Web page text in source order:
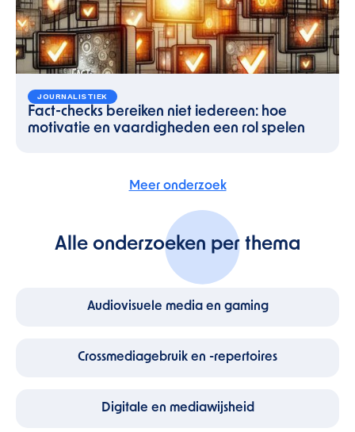
JOURNALISTIEK
Fact-checks bereiken niet iedereen: hoe
motivatie en vaardigheden een rol spelen
Meer onderzoek
Alle onderzoeken per thema
Audiovisuele media en gaming
Crossmediagebruik en -repertoires
Digitale en mediawijsheid